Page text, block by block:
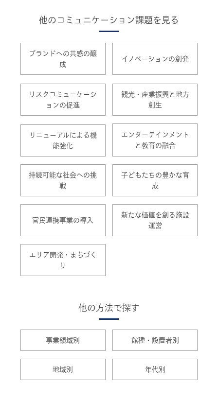
三豊市宗吉瓦窯跡史跡公園
他のコミュニケーション課題を見る
ブランドへの共感の醸
成
イノベーションの創発
リスクコミュニケーシ
ョンの促進
観光・産業振興と地方
創生
リニューアルによる機
能強化
エンターテインメント
と教育の融合
持続可能な社会への挑
戦
子どもたちの豊かな育
成
官民連携事業の導入
新たな価値を創る施設
運営
エリア開発・まちづく
り
他の方法で探す
事業領域別 館種・設置者別
地域別 年代別